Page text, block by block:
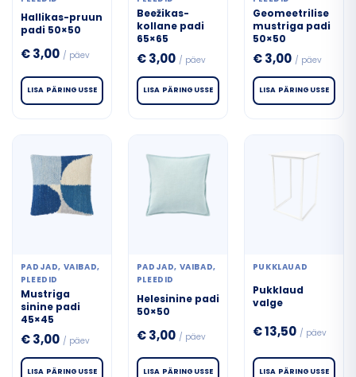
Toolid
Laternad
Valgusketid
Erilahendused
Dekoratsioonid
Päikesevarjud
Pehme mööbel
Modernne
Troopiline
Festival
Romantiline
Vintage
Rustikaalne
Kuldne
Beež
Punane
Hallikas-pruun
padi 50×50
€3,00 / päev
LISA PÄRINGUSSE
Beežikas-
kollane padi
65×65
€3,00 / päev
LISA PÄRINGUSSE
Geomeetrilise
mustriga padi
50×50
€3,00 / päev
LISA PÄRINGUSSE
PADJAD, VAIBAD,
PLEEDID
Mustriga
sinine padi
45×45
€3,00 / päev
LISA PÄRINGUSSE
PADJAD, VAIBAD,
PLEEDID
Helesinine padi
50×50
€3,00 / päev
LISA PÄRINGUSSE
PUKKLAUAD
Pukklaud
valge
€13,50 / päev
LISA PÄRINGUSSE